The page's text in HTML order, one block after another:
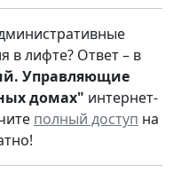
в лифте? Ответ – в
Управляющие
домах" интернет-
полный доступ на